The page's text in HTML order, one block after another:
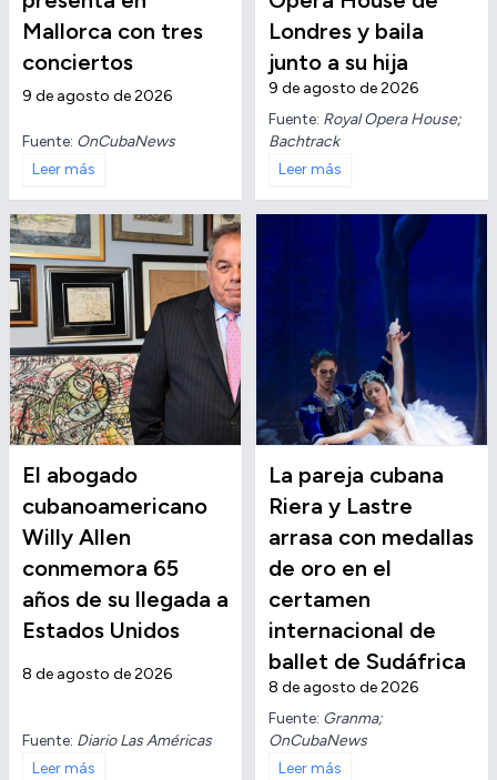
Mallorca con tres
conciertos
9 de agosto de 2026
Fuente: OnCubaNews
Leer más
Londres y baila
junto a su hija
9 de agosto de 2026
Fuente: Royal Opera House;
Bachtrack
Leer más
El abogado
cubanoamericano
Willy Allen
conmemora 65
años de su llegada a
Estados Unidos
8 de agosto de 2026
Fuente: Diario Las Américas
Leer más
La pareja cubana
Riera y Lastre
arrasa con medallas
de oro en el
certamen
internacional de
ballet de Sudáfrica
8 de agosto de 2026
Fuente: Granma;
OnCubaNews
Leer más